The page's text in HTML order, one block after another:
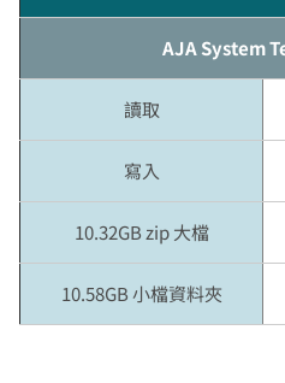
AJA System
讀取
寫入
10.32GB zip 大檔
10.58GB 小檔資料夾